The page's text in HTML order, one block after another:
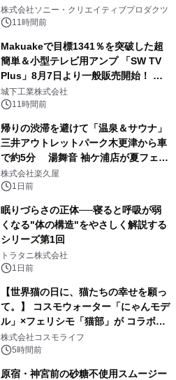
ラボレーション サウナイキタイコラ
ボグッズも発売決定！
株式会社ソニー・クリエイティブプロダクツ
11時間前
Makuakeで目標1341％を突破した超
簡単＆小型テレビ用アンプ 「SW TV
Plus」8月7日より一般販売開始！ ケ
ーブル1本つなぐだけ、テレビの音が
ぐっと豊かに
城下工業株式会社
11時間前
帰りの渋滞を避けて「温泉＆サウナ」
三井アウトレットパーク木更津から車
で約5分 湯舞音 袖ケ浦店が夏フェア
メニューを提供
株式会社楽久屋
1日前
眠りづらさの正体──寝ると呼吸が弱
くなる"体の構造"をやさしく解説する
シリーズ第1回
トラタニ株式会社
1日前
【世界猫の日に、猫たちの幸せを願っ
て。】 コスモウォーター「にゃんモデ
ル」×フェリシモ「猫部」が コラボキ
ャンペーンを実施
株式会社コスモライフ
5時間前
原宿・神宮前の砂糖不使用スムージー